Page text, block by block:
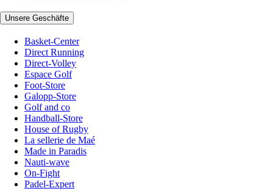
Unsere Geschäfte
Basket-Center
Direct Running
Direct-Volley
Espace Golf
Foot-Store
Galopp-Store
Golf and co
Handball-Store
House of Rugby
La sellerie de Maé
Made in Paradis
Nauti-wave
On-Fight
Padel-Expert